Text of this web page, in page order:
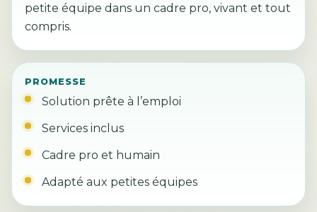
petite équipe dans un cadre pro, vivant et tout
compris.
PROMESSE
Solution prête à l’emploi
Services inclus
Cadre pro et humain
Adapté aux petites équipes